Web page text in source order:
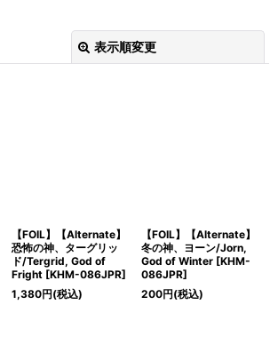
表示順変更
絞り込む
【FOIL】【Alternate】
恐怖の神、ターグリッ
ド/Tergrid, God of
Fright [KHM-086JPR]
1,380円(税込)
【FOIL】【Alternate】
冬の神、ヨーン/Jorn,
God of Winter [KHM-
086JPR]
200円(税込)